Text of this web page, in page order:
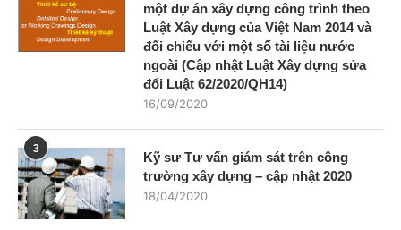
một dự án xây dựng công trình theo
Luật Xây dựng của Việt Nam 2014 và
đối chiếu với một số tài liệu nước
ngoài (Cập nhật Luật Xây dựng sửa
đổi Luật 62/2020/QH14)
16/09/2020
3
Kỹ sư Tư vấn giám sát trên công
trường xây dựng – cập nhật 2020
18/04/2020